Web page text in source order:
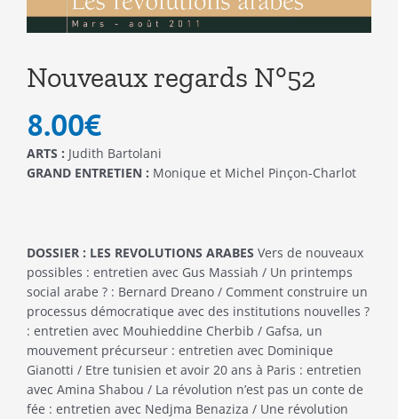
Nouveaux regards N°52
8.00€
ARTS : Judith Bartolani
GRAND ENTRETIEN : Monique et Michel Pinçon-Charlot
DOSSIER : LES REVOLUTIONS ARABES Vers de nouveaux
possibles : entretien avec Gus Massiah / Un printemps
social arabe ? : Bernard Dreano / Comment construire un
processus démocratique avec des institutions nouvelles ?
: entretien avec Mouhieddine Cherbib / Gafsa, un
mouvement précurseur : entretien avec Dominique
Gianotti / Etre tunisien et avoir 20 ans à Paris : entretien
avec Amina Shabou / La révolution n’est pas un conte de
fée : entretien avec Nedjma Benaziza / Une révolution